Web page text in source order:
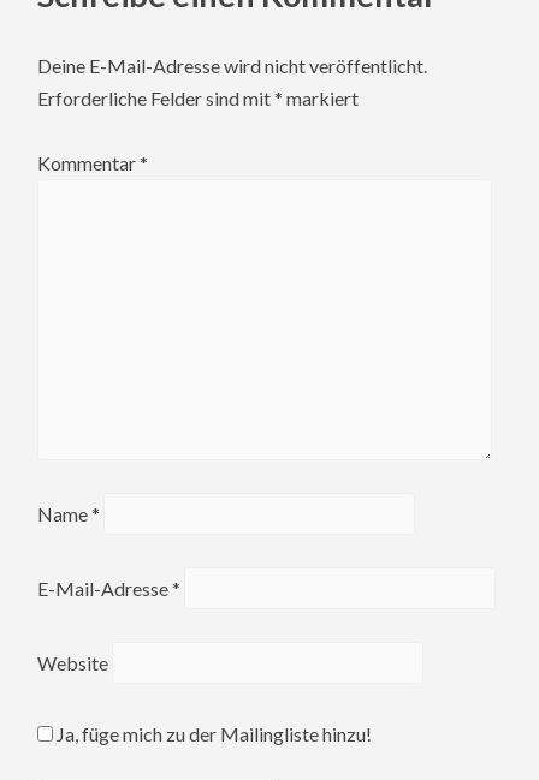
Deine E-Mail-Adresse wird nicht veröffentlicht.
Erforderliche Felder sind mit* markiert
Kommentar*
Name*
E-Mail-Adresse*
Website
Ja, füge mich zu der Mailingliste hinzu!